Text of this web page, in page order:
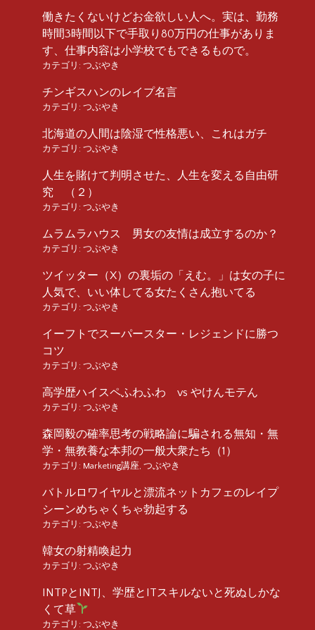
働きたくないけどお金欲しい人へ。実は、勤務
時間3時間以下で手取り80万円の仕事がありま
す、仕事内容は小学校でもできるもので。
カテゴリ: つぶやき
チンギスハンのレイプ名言
カテゴリ: つぶやき
北海道の人間は陰湿で性格悪い、これはガチ
カテゴリ: つぶやき
人生を賭けて判明させた、人生を変える自由研
究 （２）
カテゴリ: つぶやき
ムラムラハウス 男女の友情は成立するのか？
カテゴリ: つぶやき
ツイッター（X）の裏垢の「えむ。」は女の子に
人気で、いい体してる女たくさん抱いてる
カテゴリ: つぶやき
イーフトでスーパースター・レジェンドに勝つ
コツ
カテゴリ: つぶやき
高学歴ハイスペふわふわ vs やけんモテん
カテゴリ: つぶやき
森岡毅の確率思考の戦略論に騙される無知・無
学・無教養な本邦の一般大衆たち（1）
カテゴリ: Marketing講座 つぶやき
バトルロワイヤルと漂流ネットカフェのレイプ
シーンめちゃくちゃ勃起する
カテゴリ: つぶやき
韓女の射精喚起力
カテゴリ: つぶやき
INTPとINTJ、学歴とITスキルないと死ぬしかな
くて草
カテゴリ: つぶやき